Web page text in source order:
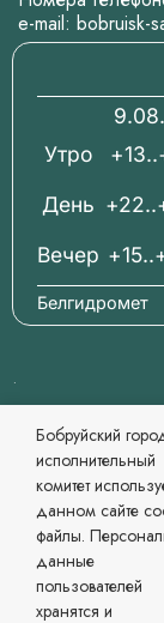
e-mail: bobruisk-
Вечер
День
Утро
Белгидромет
© 2006-2026
При
Могилевский
Сайт
Бобруйский
исполнительный
комитет
данном сайте
файлы.
данные
пользователей
хранятся и